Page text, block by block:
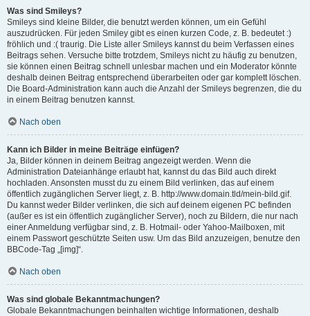
Was sind Smileys?
Smileys sind kleine Bilder, die benutzt werden können, um ein Gefühl
auszudrücken. Für jeden Smiley gibt es einen kurzen Code, z. B. bedeutet :)
fröhlich und :( traurig. Die Liste aller Smileys kannst du beim Verfassen eines
Beitrags sehen. Versuche bitte trotzdem, Smileys nicht zu häufig zu benutzen,
sie können einen Beitrag schnell unlesbar machen und ein Moderator könnte
deshalb deinen Beitrag entsprechend überarbeiten oder gar komplett löschen.
Die Board-Administration kann auch die Anzahl der Smileys begrenzen, die du
in einem Beitrag benutzen kannst.
Nach oben
Kann ich Bilder in meine Beiträge einfügen?
Ja, Bilder können in deinem Beitrag angezeigt werden. Wenn die
Administration Dateianhänge erlaubt hat, kannst du das Bild auch direkt
hochladen. Ansonsten musst du zu einem Bild verlinken, das auf einem
öffentlich zugänglichen Server liegt, z. B. http://www.domain.tld/mein-bild.gif.
Du kannst weder Bilder verlinken, die sich auf deinem eigenen PC befinden
(außer es ist ein öffentlich zugänglicher Server), noch zu Bildern, die nur nach
einer Anmeldung verfügbar sind, z. B. Hotmail- oder Yahoo-Mailboxen, mit
einem Passwort geschützte Seiten usw. Um das Bild anzuzeigen, benutze den
BBCode-Tag „[img]“.
Nach oben
Was sind globale Bekanntmachungen?
Globale Bekanntmachungen beinhalten wichtige Informationen, deshalb